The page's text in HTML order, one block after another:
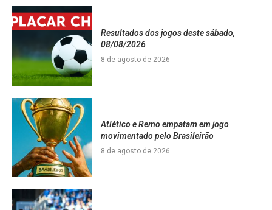
Resultados dos jogos deste sábado,
08/08/2026
8 de agosto de 2026
Atlético e Remo empatam em jogo
movimentado pelo Brasileirão
8 de agosto de 2026